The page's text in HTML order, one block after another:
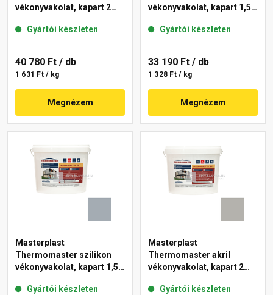
vékonyvakolat, kapart 2
Gyártói készleten
40 780 Ft / db
1 631 Ft / kg
Megnézem
vékonyvakolat, kapart 1,5
Gyártói készleten
33 190 Ft / db
1 328 Ft / kg
Megnézem
Masterplast
Thermomaster szilikon
vékonyvakolat, kapart 1,5
Gyártói készleten
Masterplast
Thermomaster akril
vékonyvakolat, kapart 2
Gyártói készleten